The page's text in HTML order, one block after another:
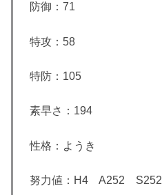
防御：71
特攻：58
特防：105
素早さ：194
性格：ようき
努力値：H4 A252 S252